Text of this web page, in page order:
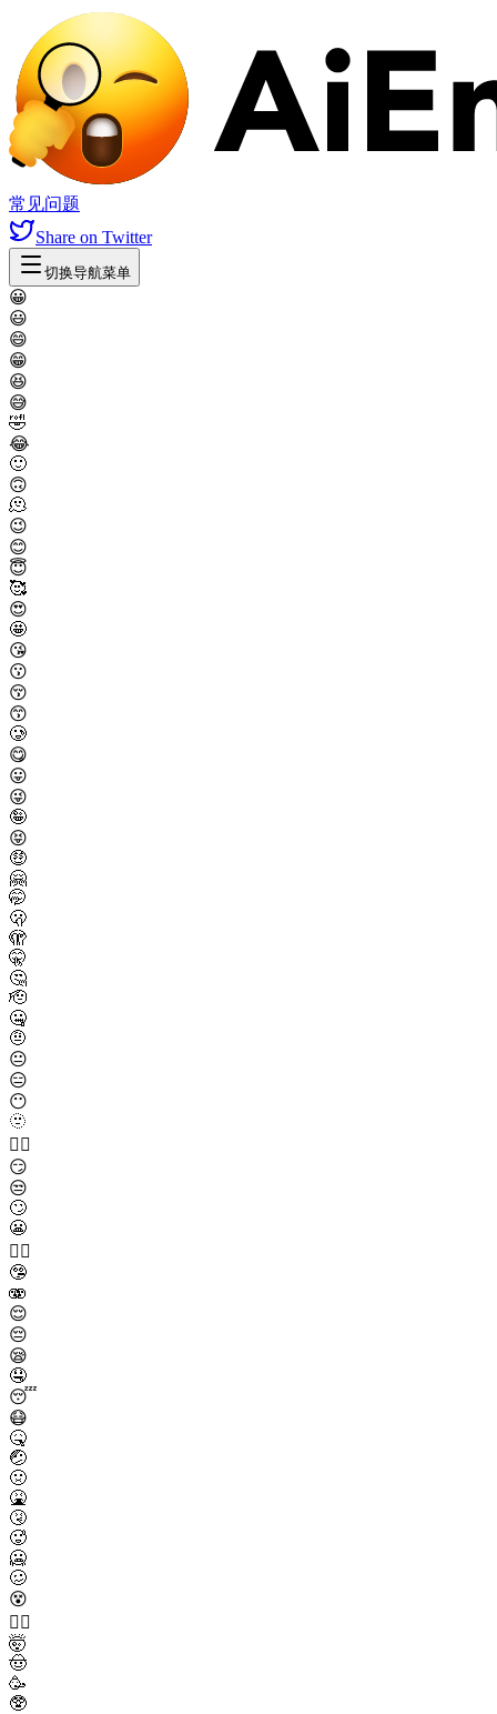
常见问题
Share on Twitter
切换导航菜单
😀
😃
😄
😁
😆
😅
🤣
😂
🙂
🙃
🫠
😉
😊
😇
🥰
😍
🤩
😘
😗
😚
😙
🥲
😋
😛
😜
🤪
😝
🤑
🤗
🤭
🫢
🫣
🤫
🤔
🫡
🤐
🤨
😐
😑
😶
🫥
😶‍🌫️
😏
😒
🙄
😬
😮‍💨
🤥
🫨
😌
😔
😪
🤤
😴
😷
🤒
🤕
🤢
🤮
🤧
🥵
🥶
🥴
😵
😵‍💫
🤯
🤠
🥳
🥸